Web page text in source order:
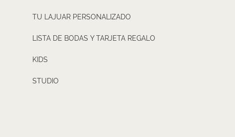
TU LAJUAR PERSONALIZADO
LISTA DE BODAS Y TARJETA REGALO
KIDS
STUDIO